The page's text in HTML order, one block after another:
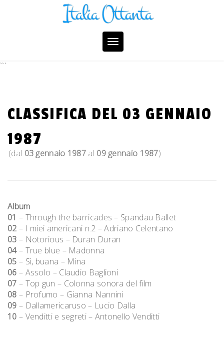
Toggle
navigation
```
CLASSIFICA DEL 03 GENNAIO
1987
(dal 03 gennaio 1987 al 09 gennaio 1987)
Album
01 – Through the barricades – Spandau Ballet
02 – I miei americani n.2 – Adriano Celentano
03 – Notorious – Duran Duran
04– True blue – Madonna
05 – Sì, buana – Mina
06 – Assolo – Claudio Baglioni
07 – Top gun – Colonna sonora del film
08 – Profumo – Gianna Nannini
09 – Dallamericaruso – Lucio Dalla
10 – Venditti e segreti – Antonello Venditti